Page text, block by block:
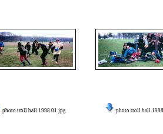
photo troll ball 1998 01.jpg photo troll ball